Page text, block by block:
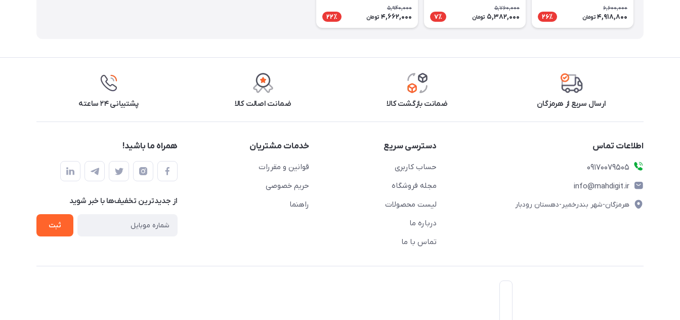
6,600,000
4,918,800 تومان 26٪
5,760,000
5,382,000 تومان 7٪
Heated Knee Massager
5,940,000
4,662,000 تومان 22٪
ارسال سریع از هرمزگان ضمانت بازگشت کالا ضمانت اصالت کالا پشتیبانی ۲۴ ساعته
اطلاعات تماس
09170079505
info@mahdigit.ir
هرمزگان-شهر بندرخمیر-دهستان رودبار
دسترسی سریع
حساب کاربری
مجله فروشگاه
لیست محصولات
درباره ما
تماس با ما
خدمات مشتریان
قوانین و مقررات
حریم خصوصی
راهنما
همراه ما باشید!
از جدید‌ترین تخفیف‌ها با‌ خبر شوید
ثبت